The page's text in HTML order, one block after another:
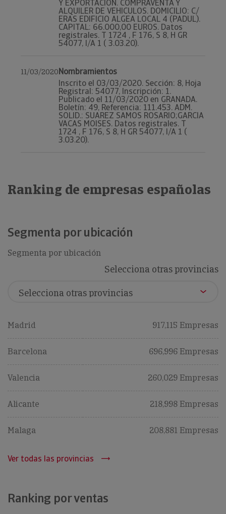
Y EXPORTACION. COMPRAVENTA Y
ALQUILER DE VEHICULOS. DOMICILIO: C/
ERAS EDIFICIO ALGEA LOCAL 4 (PADUL).
CAPITAL: 66.000,00 EUROS. Datos
registrales. T 1724 , F 176, S 8, H GR
54077, I/A 1 ( 3.03.20).
11/03/2020Nombramientos
Inscrito el 03/03/2020. Sección: 8, Hoja
Registral: 54077, Inscripción: 1.
Publicado el 11/03/2020 en GRANADA.
Boletín: 49, Referencia: 111.453. ADM.
SOLID.: SUAREZ SAMOS ROSARIO;GARCIA
VACAS MOISES. Datos registrales. T
1724 , F 176, S 8, H GR 54077, I/A 1 (
3.03.20).
Ranking de empresas españolas
Segmenta por ubicación
Segmenta por ubicación
Selecciona otras provincias
Madrid 917,115 Empresas
Barcelona 696,996 Empresas
Valencia 260,029 Empresas
Alicante 218,998 Empresas
Malaga 208,881 Empresas
Ver todas las provincias
Ranking por ventas